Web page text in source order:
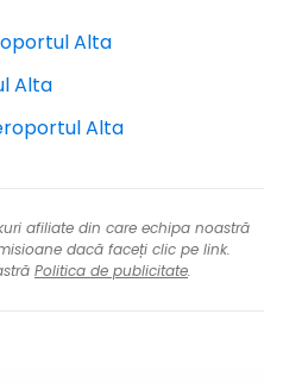
Alta
Alta
Alta
afiliate din care echipa noastră
dacă faceți clic pe link.
Politica de publicitate.